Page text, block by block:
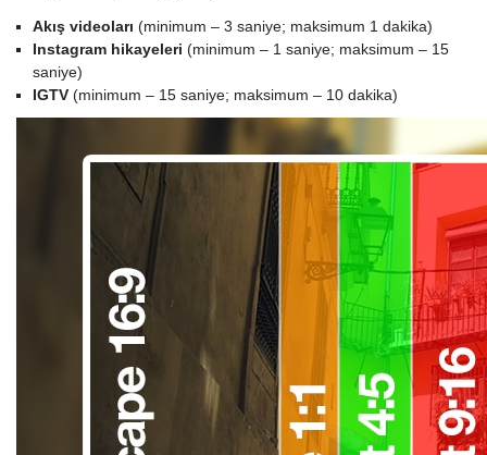
Akış videoları (minimum – 3 saniye; maksimum 1 dakika)
Instagram hikayeleri (minimum – 1 saniye; maksimum – 15
saniye)
IGTV (minimum – 15 saniye; maksimum – 10 dakika)